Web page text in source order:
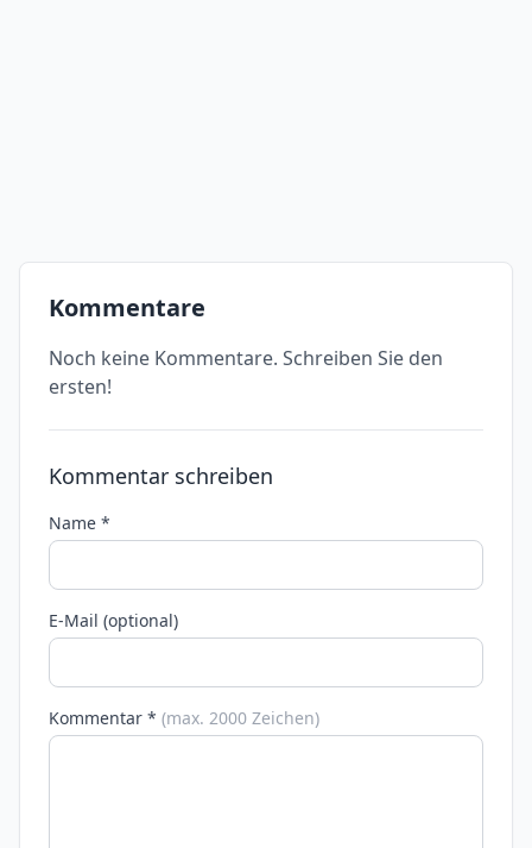
Kommentare
Noch keine Kommentare. Schreiben Sie den
ersten!
Kommentar schreiben
Name *
E-Mail (optional)
Kommentar * (max. 2000 Zeichen)